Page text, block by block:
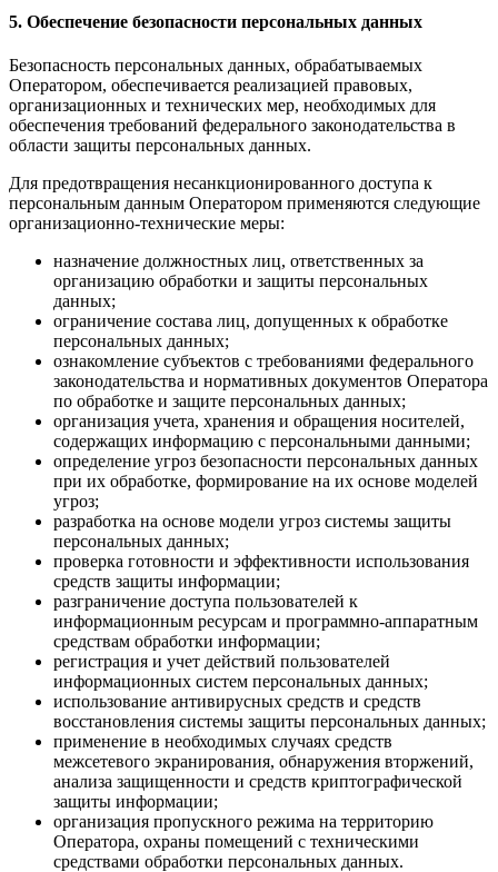
5. Обеспечение безопасности персональных данных
Безопасность персональных данных, обрабатываемых
Оператором, обеспечивается реализацией правовых,
организационных и технических мер, необходимых для
обеспечения требований федерального законодательства в
области защиты персональных данных.
Для предотвращения несанкционированного доступа к
персональным данным Оператором применяются следующие
организационно-технические меры:
назначение должностных лиц, ответственных за
организацию обработки и защиты персональных
данных;
ограничение состава лиц, допущенных к обработке
персональных данных;
ознакомление субъектов с требованиями федерального
законодательства и нормативных документов Оператора
по обработке и защите персональных данных;
организация учета, хранения и обращения носителей,
содержащих информацию с персональными данными;
определение угроз безопасности персональных данных
при их обработке, формирование на их основе моделей
угроз;
разработка на основе модели угроз системы защиты
персональных данных;
проверка готовности и эффективности использования
средств защиты информации;
разграничение доступа пользователей к
информационным ресурсам и программно-аппаратным
средствам обработки информации;
регистрация и учет действий пользователей
информационных систем персональных данных;
использование антивирусных средств и средств
восстановления системы защиты персональных данных;
применение в необходимых случаях средств
межсетевого экранирования, обнаружения вторжений,
анализа защищенности и средств криптографической
защиты информации;
организация пропускного режима на территорию
Оператора, охраны помещений с техническими
средствами обработки персональных данных.